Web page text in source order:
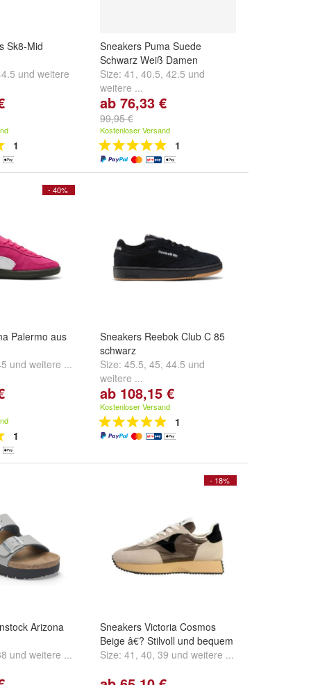
Sk8-Mid
und weitere
1
Sneakers Puma Suede
Schwarz Weiß Damen
Size: 41 , 40.5, 42.5 und
weitere ...
ab 76,33 €
99,95 €
Kostenloser Versand
1
- 40%
Palermo aus
und weitere ...
1
Sneakers Reebok Club C 85
schwarz
Size: 45.5, 45, 44.5 und
weitere ...
ab 108,15 €
Kostenloser Versand
1
Arizona
und weitere ...
- 18%
Sneakers Victoria Cosmos
Beige â€? Stilvoll und bequem
Size: 41 , 40, 39 und weitere ...